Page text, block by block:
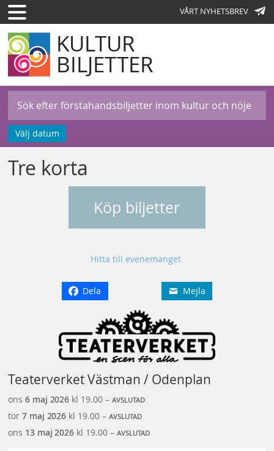
VÅRT NYHETSBREV
KULTUR
BILJETTER
Välj datum
Tre korta
Köp biljetter
Hitta till evenemanget
Dela Mejla
Teaterverket Västman / Odenplan
ons6 maj 2026 kl 19.00 –AVSLUTAD
tor7 maj 2026 kl 19.00 –AVSLUTAD
ons 13 maj2026kl 19.00 – AVSLUTAD